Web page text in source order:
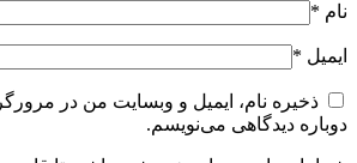
نام *
ایمیل *
ذخیره نام، ایمیل و وبسایت من در
دوباره دیدگاهی می‌نویسم.